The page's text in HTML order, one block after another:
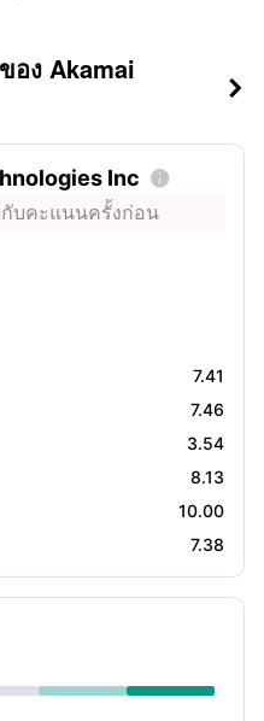
อง Akamai

Inc 
กับคะแนนครั้งก่อน
7.41
7.46
3.54
8.13
10.00
7.38